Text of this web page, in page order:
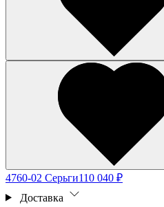
4760-02 Серьги110 040 ₽
Доставка